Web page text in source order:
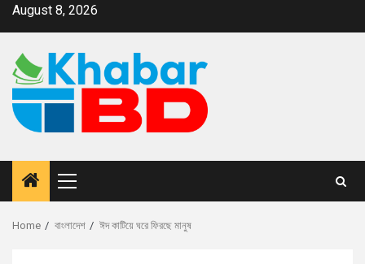
August 8, 2026
Home বাংলাদেশ ঈদ কাটিয়ে ঘরে ফিরছে মানুষ